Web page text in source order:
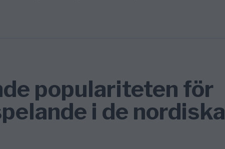
populariteten för
i de nordiska